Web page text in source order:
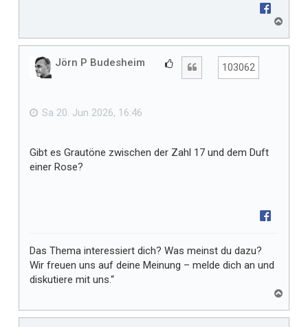
c
Jörn P Budesheim
t
103062
Sa 20. Jun 2026, 16:46
Gibt es Grautöne zwischen der Zahl 17 und dem Duft
einer Rose?
Das Thema interessiert dich? Was meinst du dazu?
Wir freuen uns auf deine Meinung – melde dich an und
diskutiere mit uns.“
c